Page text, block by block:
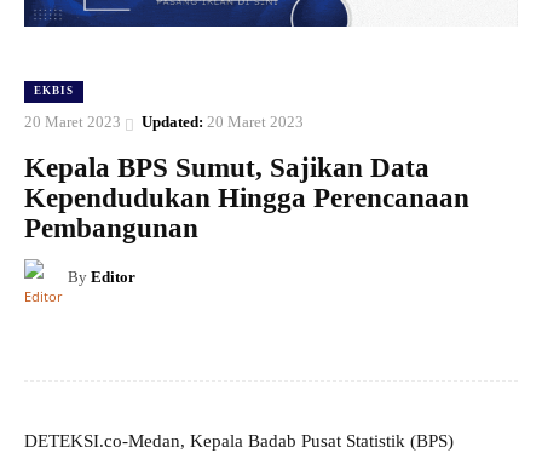
EKBIS
20 Maret 2023 Updated: 20 Maret 2023
Kepala BPS Sumut, Sajikan Data
Kependudukan Hingga Perencanaan
Pembangunan
By Editor
DETEKSI.co-Medan, Kepala Badab Pusat Statistik (BPS)